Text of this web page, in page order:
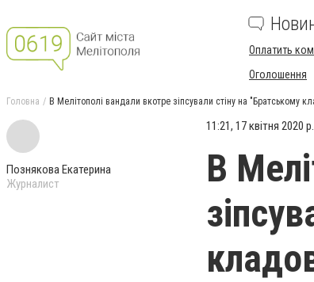
Оплатить
Оголошення
Головна В Мелітополі вандали вкотре зіпсували стіну на "Братському
Познякова Екатерина
Журналист
11:21, 17 квітня 2020 р.
В